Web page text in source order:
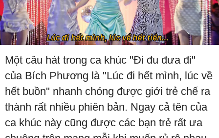
Một câu hát trong ca khúc "Đi đu đưa đi"
của Bích Phương là "Lúc đi hết mình, lúc về
hết buồn" nhanh chóng được giới trẻ chế ra
thành rất nhiều phiên bản. Ngay cả tên của
ca khúc này cũng được các bạn trẻ rất ưa